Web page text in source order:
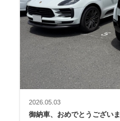
2026.05.03
御納車、おめでとうございま